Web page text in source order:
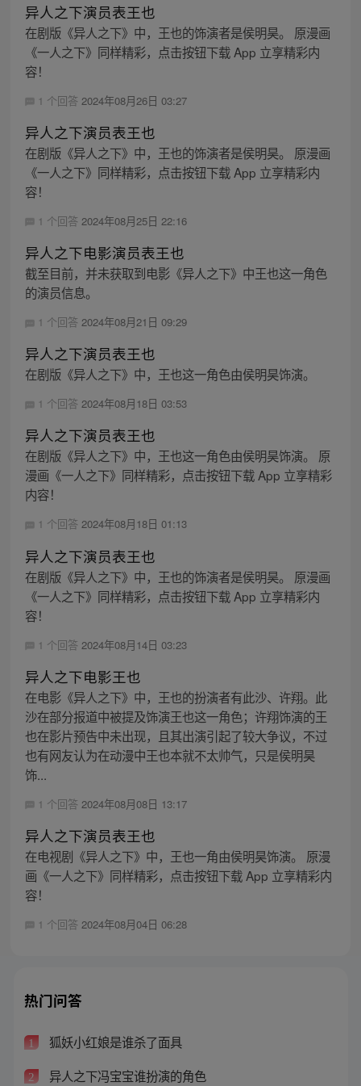
异人之下演员表王也
在剧版《异人之下》中，王也的饰演者是侯明昊。 原漫画
《一人之下》同样精彩，点击按钮下载 App 立享精彩内
容！
1 个回答 2024年08月26日 03:27
异人之下演员表王也
在剧版《异人之下》中，王也的饰演者是侯明昊。 原漫画
《一人之下》同样精彩，点击按钮下载 App 立享精彩内
容！
1 个回答 2024年08月25日 22:16
异人之下电影演员表王也
截至目前，并未获取到电影《异人之下》中王也这一角色
的演员信息。
1 个回答 2024年08月21日 09:29
异人之下演员表王也
在剧版《异人之下》中，王也这一角色由侯明昊饰演。
1 个回答 2024年08月18日 03:53
异人之下演员表王也
在剧版《异人之下》中，王也这一角色由侯明昊饰演。 原
漫画《一人之下》同样精彩，点击按钮下载 App 立享精彩
内容！
1 个回答 2024年08月18日 01:13
异人之下演员表王也
在剧版《异人之下》中，王也的饰演者是侯明昊。 原漫画
《一人之下》同样精彩，点击按钮下载 App 立享精彩内
容！
1 个回答 2024年08月14日 03:23
异人之下电影王也
在电影《异人之下》中，王也的扮演者有此沙、许翔。此
沙在部分报道中被提及饰演王也这一角色；许翔饰演的王
也在影片预告中未出现，且其出演引起了较大争议，不过
也有网友认为在动漫中王也本就不太帅气，只是侯明昊
饰...
1 个回答 2024年08月08日 13:17
异人之下演员表王也
在电视剧《异人之下》中，王也一角由侯明昊饰演。 原漫
画《一人之下》同样精彩，点击按钮下载 App 立享精彩内
容！
1 个回答 2024年08月04日 06:28
热门问答
1 狐妖小红娘是谁杀了面具
2 异人之下冯宝宝谁扮演的角色